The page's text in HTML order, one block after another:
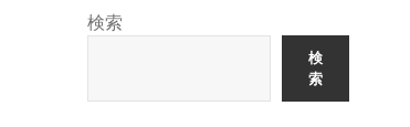
検索
検
索